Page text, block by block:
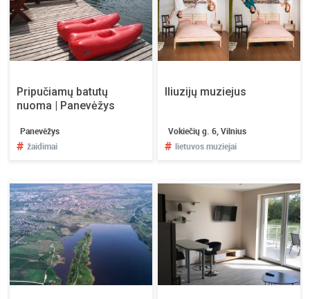
Pripučiamų batutų
nuoma | Panevėžys
Panevėžys
# žaidimai
Iliuzijų muziejus
Vokiečių g. 6, Vilnius
# lietuvos muziejai